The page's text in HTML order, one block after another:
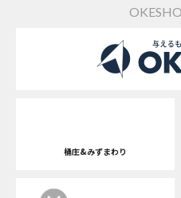
桶庄&みずまわり